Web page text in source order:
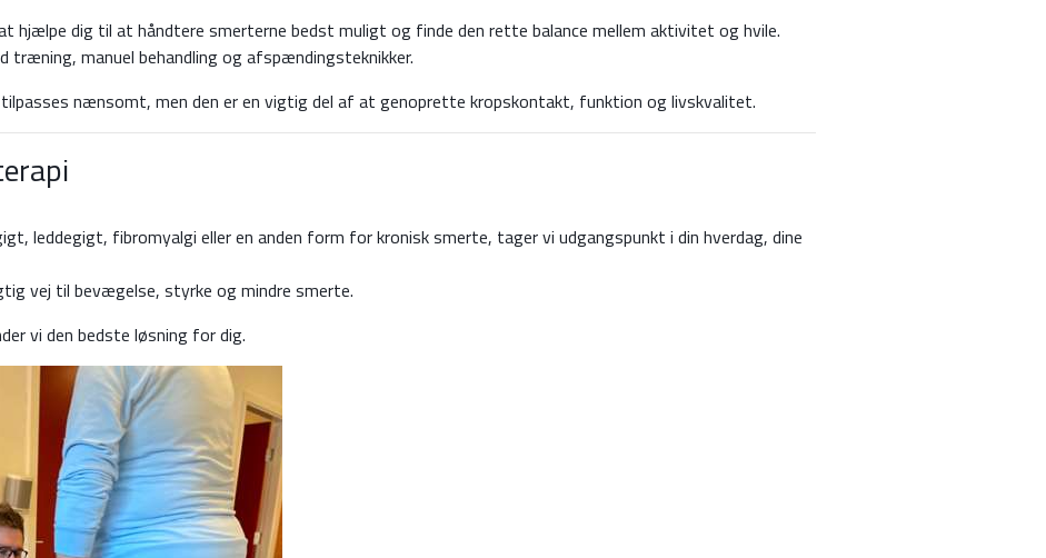
hjælpe dig til at håndtere smerterne bedst muligt og finde den rette balance mellem aktivitet og hvile.
træning, manuel behandling og afspændingsteknikker.
nænsomt, men den er en vigtig del af at genoprette kropskontakt, funktion og livskvalitet.
leddegigt, fibromyalgi eller en anden form for kronisk smerte, tager vi udgangspunkt i din hverdag, dine
vej til bevægelse, styrke og mindre smerte.
vi den bedste løsning for dig.